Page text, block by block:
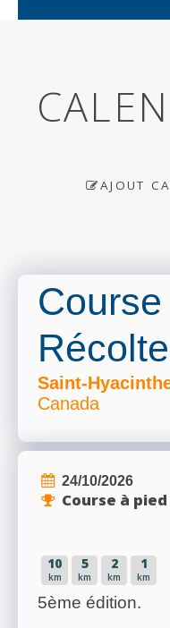
AJOUT
Saint-
Canada
24/10/2026
Course à
10
km
5
km
2
km
1
km
5ème édition.